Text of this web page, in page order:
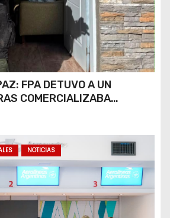
FPA DETUVO A UN
COMERCIALIZABA
NOTICIAS